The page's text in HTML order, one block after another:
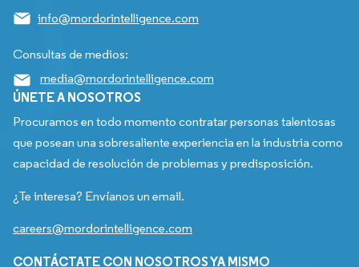
info@mordorintelligence.com
Consultas de medios:
media@mordorintelligence.com
ÚNETE A NOSOTROS
Procuramos en todo momento contratar personas talentosas
que posean una sobresaliente experiencia en la industria como
capacidad de resolución de problemas y predisposición.
¿Te interesa? Envíanos un email.
careers@mordorintelligence.com
CONTÁCTATE CON NOSOTROS YA MISMO